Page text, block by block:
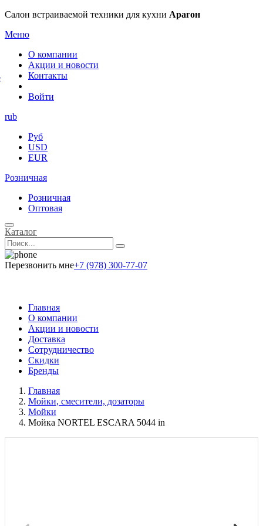
Салон встраиваемой техники для кухни Арагон
Меню
О компании
Акции и новости
Контакты
Войти
rub
Руб
USD
EUR
Розничная
Розничная
Оптовая
Каталог
Перезвонить мне+7 (978) 300-77-07
Главная
О компании
Акции и новости
Доставка
Сотрудничество
Скидки
Бренды
Главная
Мойки, смесители, дозаторы
Мойки
Мойка NORTEL ESCARA 5044 in